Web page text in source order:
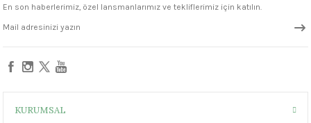
En son haberlerimiz, özel lansmanlarımız ve tekliflerimiz için katılın.
KURUMSAL